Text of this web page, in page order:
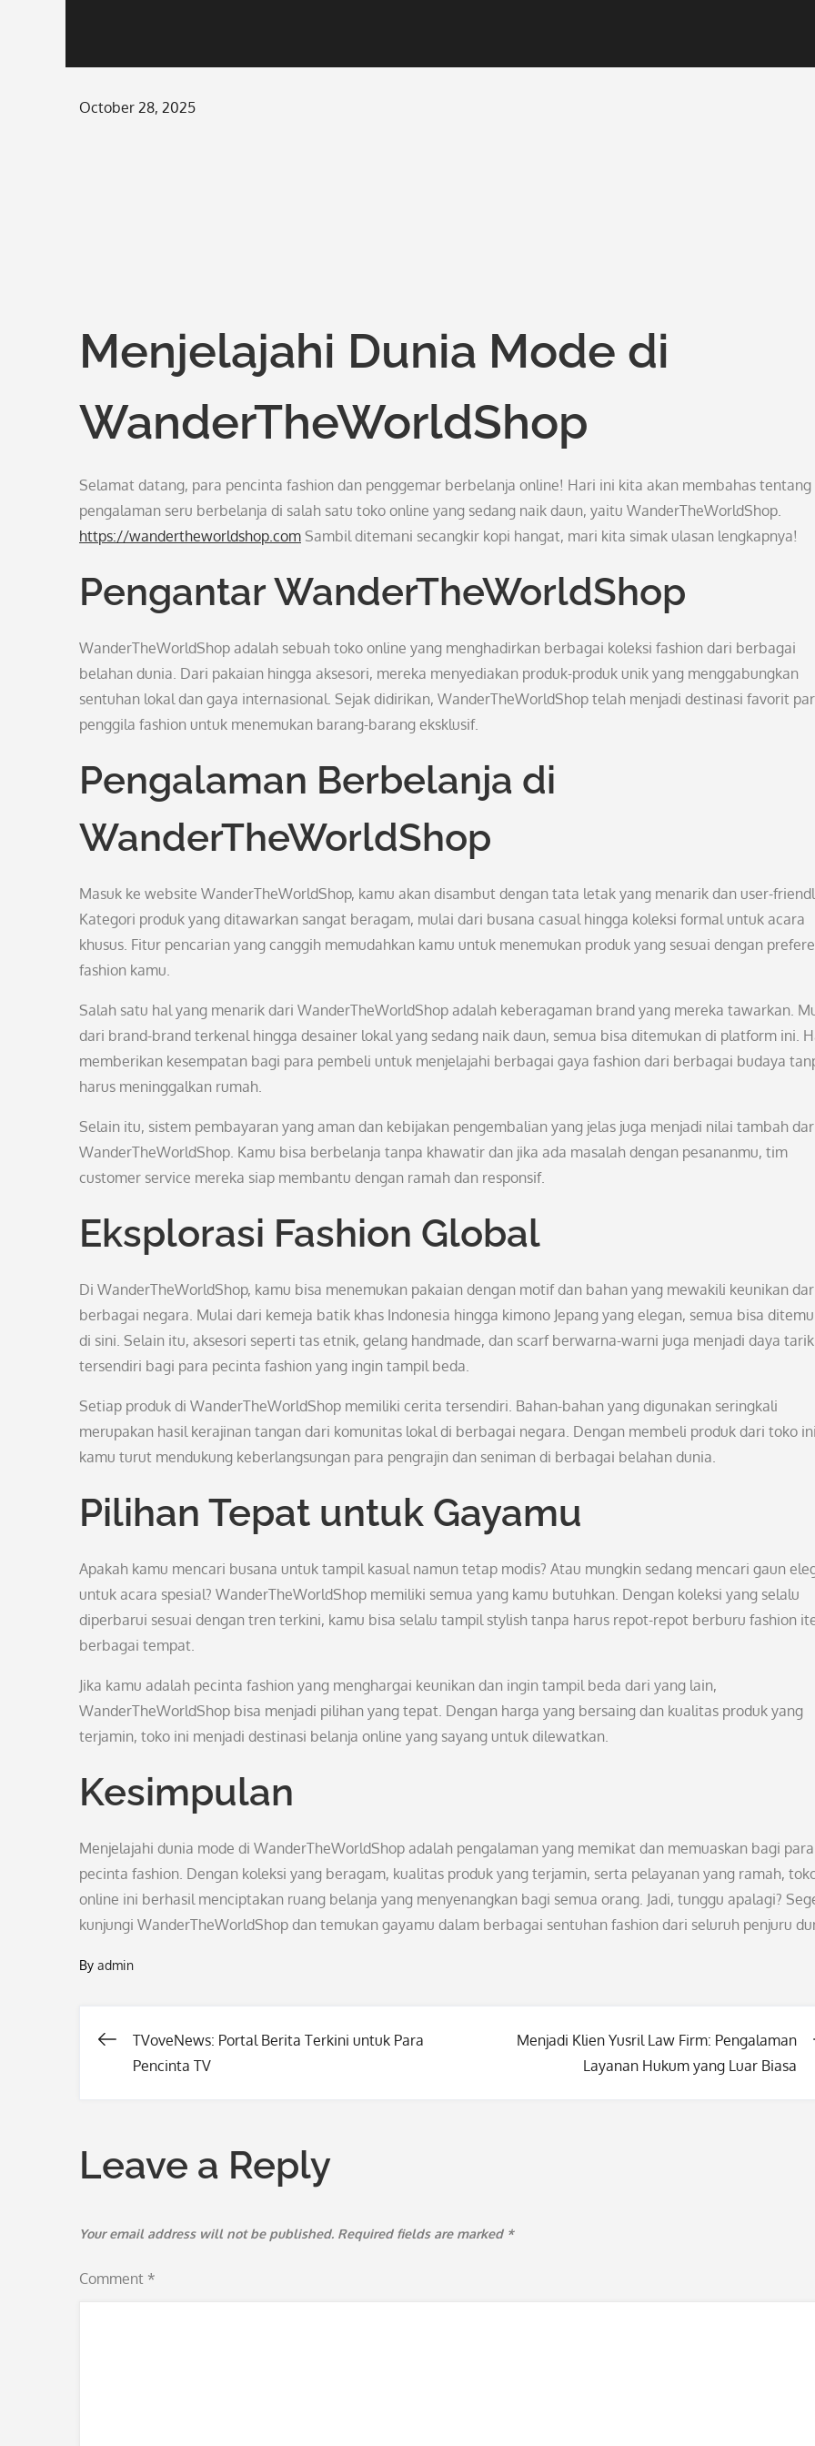
Posted
October 28, 2025
Menjelajahi Dunia Mode di
WanderTheWorldShop
Selamat datang, para pencinta fashion dan penggemar berbelanja online! Hari ini kita akan membahas tentang
pengalaman seru berbelanja di salah satu toko online yang sedang naik daun, yaitu WanderTheWorldShop.
https://wandertheworldshop.com Sambil ditemani secangkir kopi hangat, mari kita simak ulasan lengkapnya!
Pengantar WanderTheWorldShop
WanderTheWorldShop adalah sebuah toko online yang menghadirkan berbagai koleksi fashion dari berbagai
belahan dunia. Dari pakaian hingga aksesori, mereka menyediakan produk-produk unik yang menggabungkan
sentuhan lokal dan gaya internasional. Sejak didirikan, WanderTheWorldShop telah menjadi destinasi favorit
penggila fashion untuk menemukan barang-barang eksklusif.
Pengalaman Berbelanja di
WanderTheWorldShop
Masuk ke website WanderTheWorldShop, kamu akan disambut dengan tata letak yang menarik dan user-
Kategori produk yang ditawarkan sangat beragam, mulai dari busana casual hingga koleksi formal untuk acara
khusus. Fitur pencarian yang canggih memudahkan kamu untuk menemukan produk yang sesuai dengan
fashion kamu.
Salah satu hal yang menarik dari WanderTheWorldShop adalah keberagaman brand yang mereka tawarkan.
dari brand-brand terkenal hingga desainer lokal yang sedang naik daun, semua bisa ditemukan di platform ini.
memberikan kesempatan bagi para pembeli untuk menjelajahi berbagai gaya fashion dari berbagai budaya
harus meninggalkan rumah.
Selain itu, sistem pembayaran yang aman dan kebijakan pengembalian yang jelas juga menjadi nilai tambah
WanderTheWorldShop. Kamu bisa berbelanja tanpa khawatir dan jika ada masalah dengan pesananmu, tim
customer service mereka siap membantu dengan ramah dan responsif.
Eksplorasi Fashion Global
Di WanderTheWorldShop, kamu bisa menemukan pakaian dengan motif dan bahan yang mewakili keunikan
berbagai negara. Mulai dari kemeja batik khas Indonesia hingga kimono Jepang yang elegan, semua bisa
di sini. Selain itu, aksesori seperti tas etnik, gelang handmade, dan scarf berwarna-warni juga menjadi daya tarik
tersendiri bagi para pecinta fashion yang ingin tampil beda.
Setiap produk di WanderTheWorldShop memiliki cerita tersendiri. Bahan-bahan yang digunakan seringkali
merupakan hasil kerajinan tangan dari komunitas lokal di berbagai negara. Dengan membeli produk dari toko
kamu turut mendukung keberlangsungan para pengrajin dan seniman di berbagai belahan dunia.
Pilihan Tepat untuk Gayamu
Apakah kamu mencari busana untuk tampil kasual namun tetap modis? Atau mungkin sedang mencari gaun
untuk acara spesial? WanderTheWorldShop memiliki semua yang kamu butuhkan. Dengan koleksi yang selalu
diperbarui sesuai dengan tren terkini, kamu bisa selalu tampil stylish tanpa harus repot-repot berburu fashion
berbagai tempat.
Jika kamu adalah pecinta fashion yang menghargai keunikan dan ingin tampil beda dari yang lain,
WanderTheWorldShop bisa menjadi pilihan yang tepat. Dengan harga yang bersaing dan kualitas produk yang
terjamin, toko ini menjadi destinasi belanja online yang sayang untuk dilewatkan.
Kesimpulan
Menjelajahi dunia mode di WanderTheWorldShop adalah pengalaman yang memikat dan memuaskan bagi para
pecinta fashion. Dengan koleksi yang beragam, kualitas produk yang terjamin, serta pelayanan yang ramah,
online ini berhasil menciptakan ruang belanja yang menyenangkan bagi semua orang. Jadi, tunggu apalagi?
kunjungi WanderTheWorldShop dan temukan gayamu dalam berbagai sentuhan fashion dari seluruh penjuru
By admin
Post
TVoveNews: Portal Berita Terkini untuk Para
Pencinta TV
Menjadi Klien Yusril Law Firm: Pengalaman
Layanan Hukum yang Luar Biasa
Leave a Reply
Your email address will not be published. Required fields are marked *
Comment *